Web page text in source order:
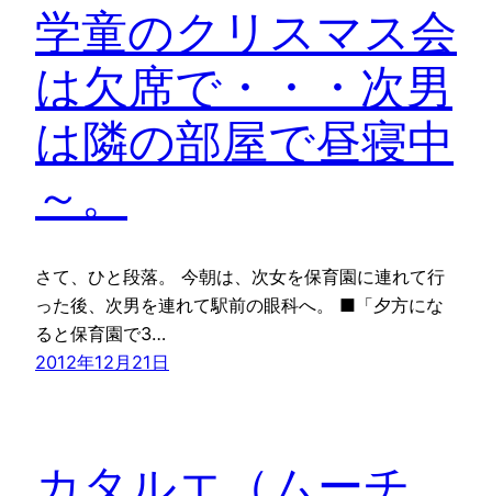
学童のクリスマス会
は欠席で・・・次男
は隣の部屋で昼寝中
～。
さて、ひと段落。 今朝は、次女を保育園に連れて行
った後、次男を連れて駅前の眼科へ。 ■「夕方にな
ると保育園で3…
2012年12月21日